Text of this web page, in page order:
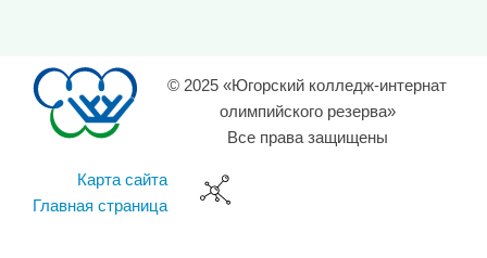
© 2025 «Югорский колледж-интернат
олимпийского резерва»
Все права защищены
Карта сайта
Главная страница